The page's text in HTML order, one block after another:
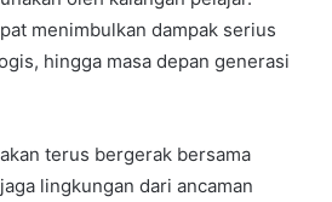
menimbulkan dampak serius
hingga masa depan generasi
terus bergerak bersama
lingkungan dari ancaman